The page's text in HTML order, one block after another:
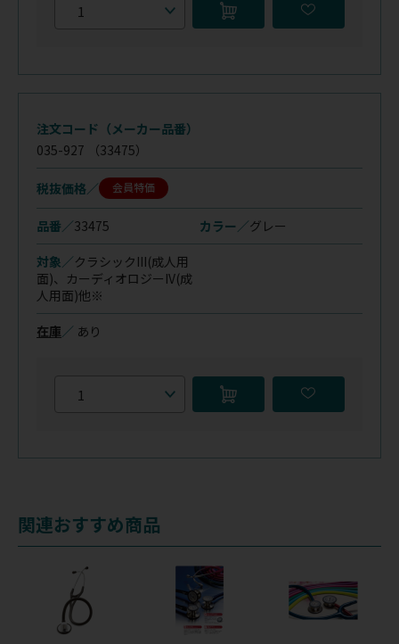
注文コード（メーカー品番）
035-927 （33475）
税抜価格 会員特価
品番／33475 カラー／グレー
対象／クラシックIII(成人用
面)、 カーディオロジーIV(成
人用面)他※
在庫／ あり
関連おすすめ商品